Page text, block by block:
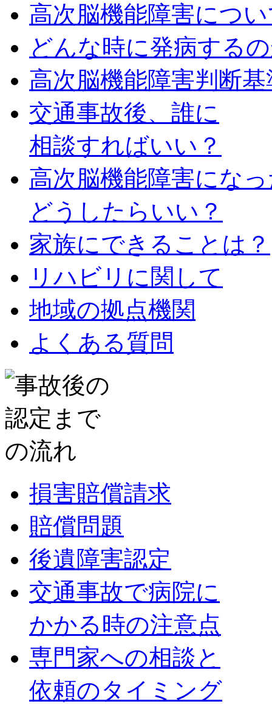
高次脳機能障害につ
どんな時に発病する
高次脳機能障害判断基
交通事故後、誰に
相談すればいい？
高次脳機能障害にな
どうしたらいい？
家族にできることは？
リハビリに関して
地域の拠点機関
よくある質問
損害賠償請求
賠償問題
後遺障害認定
交通事故で病院に
かかる時の注意点
専門家への相談と
依頼のタイミング